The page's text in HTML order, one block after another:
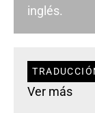
inglés.
Ver más